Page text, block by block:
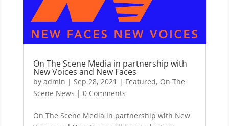
On The Scene Media in partnership with
New Voices and New Faces
by admin | Sep 28, 2021 | Featured, On The
Scene News | 0 Comments
On The Scene Media in partnership with New